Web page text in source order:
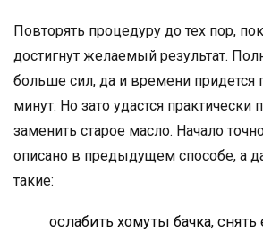
Повторять процедуру до тех пор,
достигнут желаемый результат.
больше сил, да и времени придется
минут. Но зато удастся практически
заменить старое масло. Начало
описано в предыдущем способе, а
такие:
ослабить хомуты бачка, снять